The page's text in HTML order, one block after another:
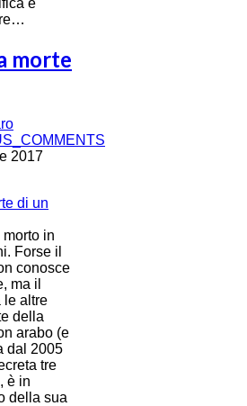
morte
2017
morto in
Forse il
conosce
ma il
le altre
della
arabo (e
dal 2005
tre
è in
della sua